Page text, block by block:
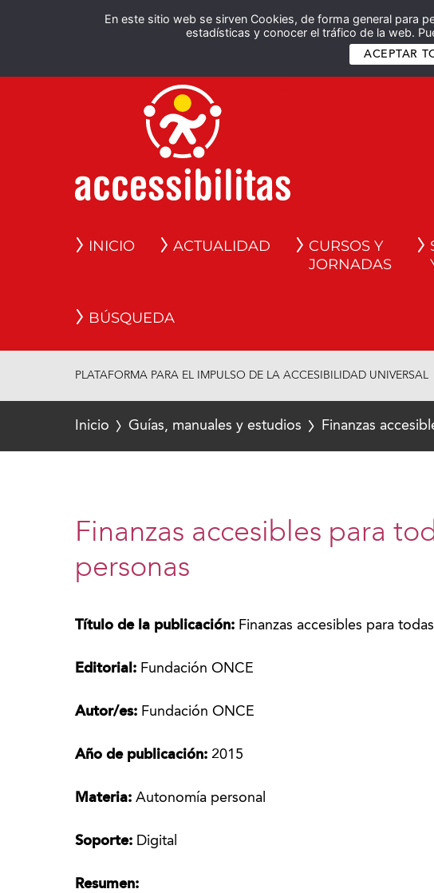
En este sitio web se sirven Cookies, de forma general para
estadísticas y conocer el tráfico de la web.
ACEPTAR
INICIO ACTUALIDAD
CURSOS Y
JORNADAS
BÚSQUEDA
PLATAFORMA PARA EL IMPULSO DE LA ACCESIBILIDAD UNIVERSAL
Inicio Guías, manuales y estudios Finanzas
Finanzas accesibles para
personas
Título de la publicación: Finanzas accesibles para
Editorial: Fundación ONCE
Autor/es: Fundación ONCE
Año de publicación: 2015
Materia:Autonomía personal
Soporte: Digital
Resumen: